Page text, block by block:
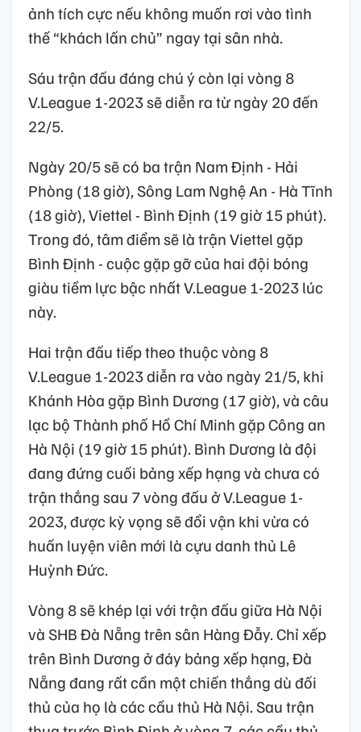
ảnh tích cực nếu không muốn rơi vào tình
thế “khách lấn chủ” ngay tại sân nhà.
Sáu trận đấu đáng chú ý còn lại vòng 8
V.League 1-2023 sẽ diễn ra từ ngày 20 đến
22/5.
Ngày 20/5 sẽ có ba trận Nam Định - Hải
Phòng (18 giờ), Sông Lam Nghệ An - Hà Tĩnh
(18 giờ), Viettel - Bình Định (19 giờ 15 phút).
Trong đó, tâm điểm sẽ là trận Viettel gặp
Bình Định - cuộc gặp gỡ của hai đội bóng
giàu tiềm lực bậc nhất V.League 1-2023 lúc
này.
Hai trận đấu tiếp theo thuộc vòng 8
V.League 1-2023 diễn ra vào ngày 21/5, khi
Khánh Hòa gặp Bình Dương (17 giờ), và câu
lạc bộ Thành phố Hồ Chí Minh gặp Công an
Hà Nội (19 giờ 15 phút). Bình Dương là đội
đang đứng cuối bảng xếp hạng và chưa có
trận thắng sau 7 vòng đấu ở V.League 1-
2023, được kỳ vọng sẽ đổi vận khi vừa có
huấn luyện viên mới là cựu danh thủ Lê
Huỳnh Đức.
Vòng 8 sẽ khép lại với trận đấu giữa Hà Nội
và SHB Đà Nẵng trên sân Hàng Đẫy. Chỉ xếp
trên Bình Dương ở đáy bảng xếp hạng, Đà
Nẵng đang rất cần một chiến thắng dù đối
thủ của họ là các cầu thủ Hà Nội. Sau trận